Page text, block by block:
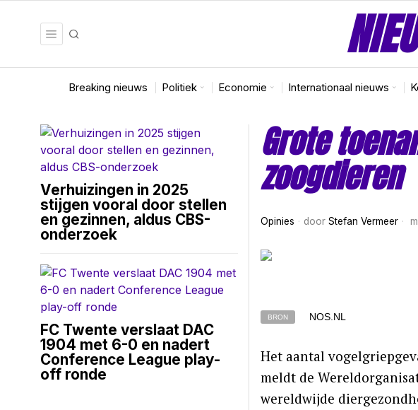
Breaking nieuws Politiek Economie Internationaal nieuws
Grote
zoogdieren
Opinies door Stefan Vermeer
BRON NOS.NL
Het aantal
meldt de
wereldwijde
Verhuizingen in 2025
stijgen vooral door stellen
en gezinnen, aldus CBS-
onderzoek
FC Twente verslaat DAC
1904 met 6-0 en nadert
Conference League play-
off ronde